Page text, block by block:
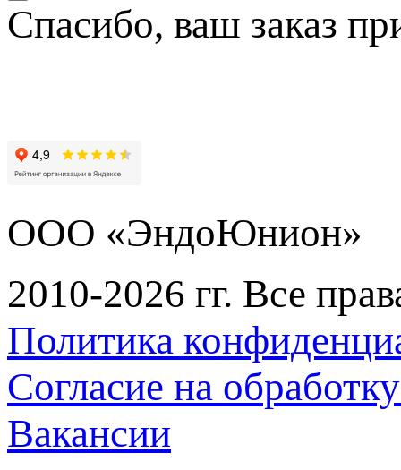
Спасибо, ваш заказ
ООО «ЭндоЮнион»
2010-2026 гг. Все
Политика
Согласие на
Вакансии